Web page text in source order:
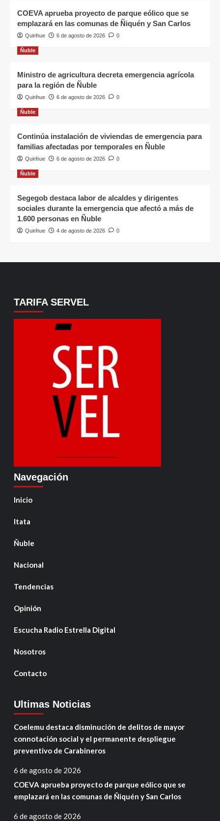
COEVA aprueba proyecto de parque eólico que se
emplazará en las comunas de Ñiquén y San Carlos
Quirihue 6 de agosto de 2026 0
Ñuble
Ministro de agricultura decreta emergencia agrícola
para la región de Ñuble
Quirihue 6 de agosto de 2026 0
Ñuble
Continúa instalación de viviendas de emergencia para
familias afectadas por temporales en Ñuble
Quirihue 6 de agosto de 2026 0
Ñuble
Segegob destaca labor de alcaldes y dirigentes
sociales durante la emergencia que afectó a más de
1.600 personas en Ñuble
Quirihue 4 de agosto de 2026 0
TARIFA SERVEL
Navegación
Inicio
Itata
Ñuble
Nacional
Tendencias
Opinión
Escucha Radio Estrella Digital
Nosotros
Contacto
Ultimas Noticias
Coelemu destaca disminución de delitos de mayor
connotación social y el permanente despliegue
preventivo de Carabineros
6 de agosto de 2026
COEVA aprueba proyecto de parque eólico que se
emplazará en las comunas de Ñiquén y San Carlos
6 de agosto de 2026